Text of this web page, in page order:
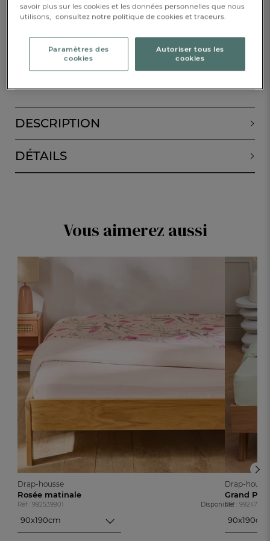
ALERTE DE RETOUR EN STOCK
DESCRIPTION
DÉTAILS
Vous aimerez aussi
Drap-housse
Rosée matinale
Réf : 992539901 Disponible
90x190cm
Drap-
Grand
Réf :
90x190cm
savoir plus sur les cookies et les données personnelles que nous
utilisons, consultez notre politique de cookies et traceurs.
Paramètres des
cookies
Autoriser tous les
cookies